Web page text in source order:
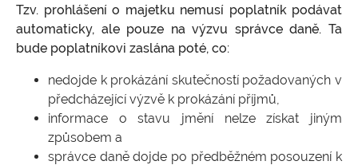
Tzv. prohlášení o majetku nemusí poplatník podávat
automaticky, ale pouze na výzvu správce daně. Ta
bude poplatníkovi zaslána poté, co:
nedojde k prokázání skutečností požadovaných v
předcházející výzvě k prokázání příjmů,
informace o stavu jmění nelze získat jiným
způsobem a
správce daně dojde po předběžném posouzení k